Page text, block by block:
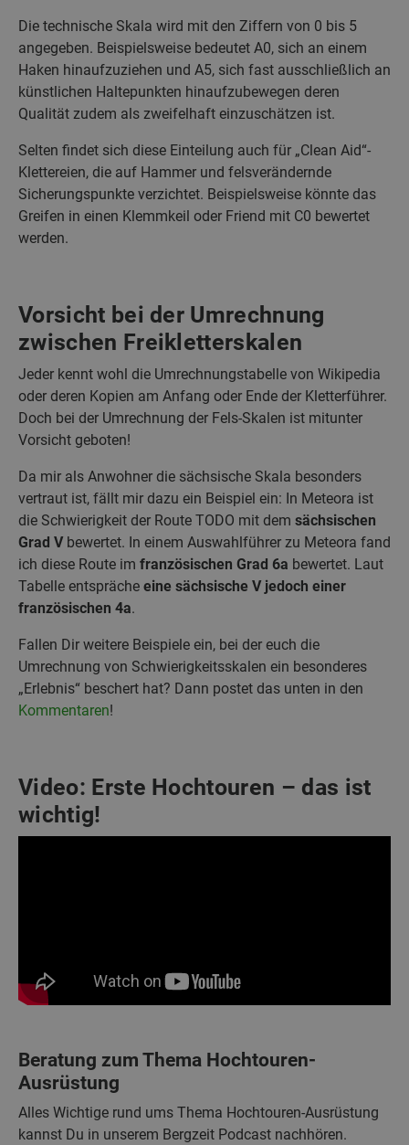
Die technische Skala wird mit den Ziffern von 0 bis 5
angegeben. Beispielsweise bedeutet A0, sich an einem
Haken hinaufzuziehen und A5, sich fast ausschließlich an
künstlichen Haltepunkten hinaufzubewegen deren
Qualität zudem als zweifelhaft einzuschätzen ist.
Selten findet sich diese Einteilung auch für „Clean Aid“-
Klettereien, die auf Hammer und felsverändernde
Sicherungspunkte verzichtet. Beispielsweise könnte das
Greifen in einen Klemmkeil oder Friend mit C0 bewertet
werden.
Vorsicht bei der Umrechnung
zwischen Freikletterskalen
Jeder kennt wohl die Umrechnungstabelle von Wikipedia
oder deren Kopien am Anfang oder Ende der Kletterführer.
Doch bei der Umrechnung der Fels-Skalen ist mitunter
Vorsicht geboten!
Da mir als Anwohner die sächsische Skala besonders
vertraut ist, fällt mir dazu ein Beispiel ein: In Meteora ist
die Schwierigkeit der Route TODO mit dem sächsischen
Grad Vbewertet. In einem Auswahlführer zu Meteora fand
ich diese Route im französischen Grad 6a bewertet. Laut
Tabelle entspräche eine sächsische V jedoch einer
französischen 4a.
Fallen Dir weitere Beispiele ein, bei der euch die
Umrechnung von Schwierigkeitsskalen ein besonderes
„Erlebnis“ beschert hat? Dann postet das unten in den
Kommentaren!
Video: Erste Hochtouren – das ist
wichtig!
Beratung zum Thema Hochtouren-
Ausrüstung
Alles Wichtige rund ums Thema Hochtouren-Ausrüstung
kannst Du in unserem Bergzeit Podcast nachhören.